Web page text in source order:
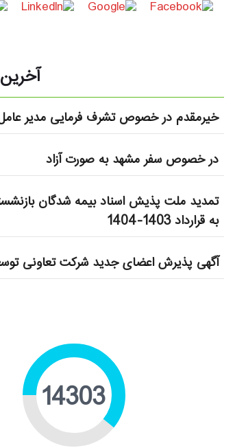
خیرمقدم در خصوص تشرف فرمایی مدیر
در خصوص سفر مشهد به صورت آزاد
تمدید ملت پذیش اسناد بیمه شدگان
به قرارداد 1403-1404
آگهی پذیرش اعضای جدید شرکت تعاونی
22134